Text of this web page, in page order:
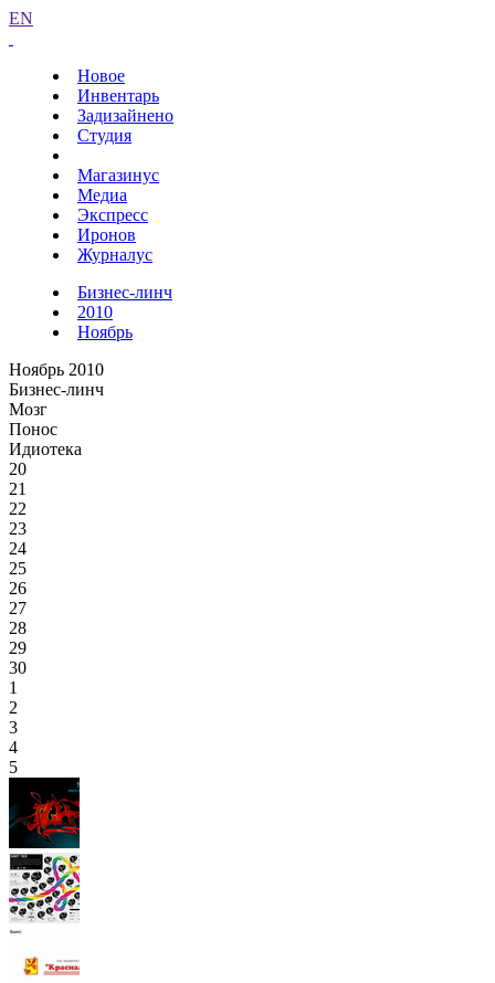
EN
Новое
Инвентарь
Задизайнено
Студия
Магазинус
Медиа
Экспресс
Иронов
Журналус
Бизнес-линч
2010
Ноябрь
Ноябрь 2010
Бизнес-линч
Мозг
Понос
Идиотека
20
21
22
23
24
25
26
27
28
29
30
1
2
3
4
5